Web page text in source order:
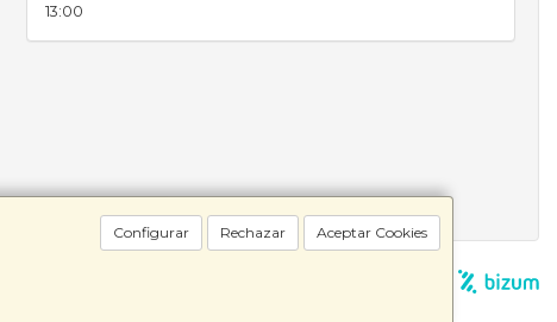
Configurar Rechazar Aceptar Cookies
13:00